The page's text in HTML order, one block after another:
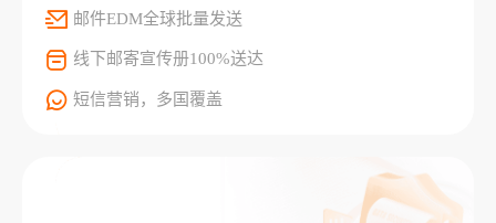
邮件EDM全球批量发送
线下邮寄宣传册100%送达
短信营销，多国覆盖